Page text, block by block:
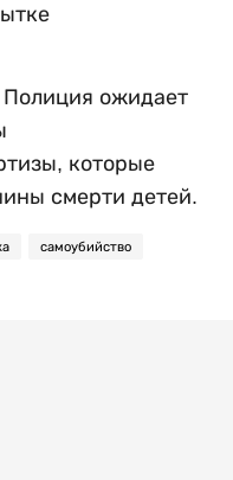
ожидает
которые
смерти детей.
самоубийство